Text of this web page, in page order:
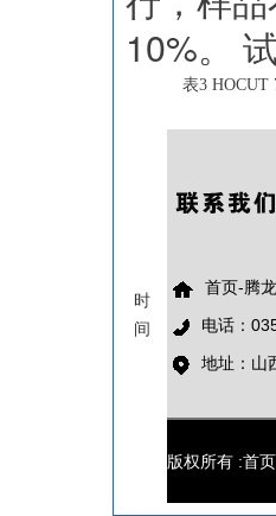
10%。
表3 HOCUT
时
间
首页-腾
电话：
地址：山
版权所有 :首